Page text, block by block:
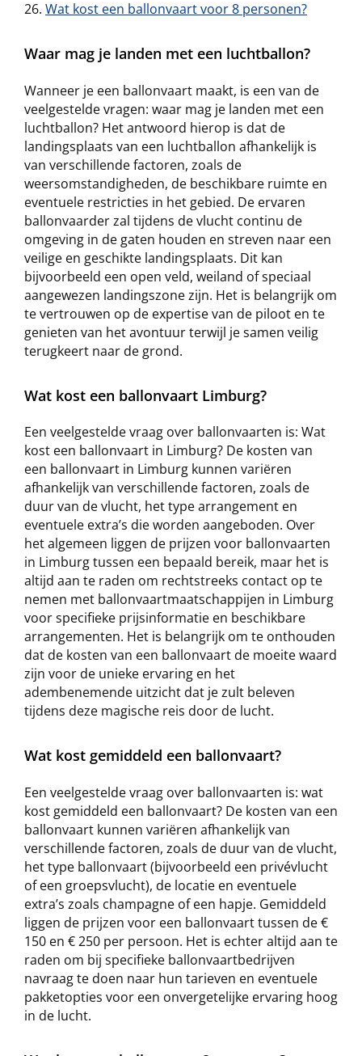
Wat kost een ballonvaart voor 8 personen?
Waar mag je landen met een luchtballon?
Wanneer je een ballonvaart maakt, is een van de
veelgestelde vragen: waar mag je landen met een
luchtballon? Het antwoord hierop is dat de
landingsplaats van een luchtballon afhankelijk is
van verschillende factoren, zoals de
weersomstandigheden, de beschikbare ruimte en
eventuele restricties in het gebied. De ervaren
ballonvaarder zal tijdens de vlucht continu de
omgeving in de gaten houden en streven naar een
veilige en geschikte landingsplaats. Dit kan
bijvoorbeeld een open veld, weiland of speciaal
aangewezen landingszone zijn. Het is belangrijk om
te vertrouwen op de expertise van de piloot en te
genieten van het avontuur terwijl je samen veilig
terugkeert naar de grond.
Wat kost een ballonvaart Limburg?
Een veelgestelde vraag over ballonvaarten is: Wat
kost een ballonvaart in Limburg? De kosten van
een ballonvaart in Limburg kunnen variëren
afhankelijk van verschillende factoren, zoals de
duur van de vlucht, het type arrangement en
eventuele extra’s die worden aangeboden. Over
het algemeen liggen de prijzen voor ballonvaarten
in Limburg tussen een bepaald bereik, maar het is
altijd aan te raden om rechtstreeks contact op te
nemen met ballonvaartmaatschappijen in Limburg
voor specifieke prijsinformatie en beschikbare
arrangementen. Het is belangrijk om te onthouden
dat de kosten van een ballonvaart de moeite waard
zijn voor de unieke ervaring en het
adembenemende uitzicht dat je zult beleven
tijdens deze magische reis door de lucht.
Wat kost gemiddeld een ballonvaart?
Een veelgestelde vraag over ballonvaarten is: wat
kost gemiddeld een ballonvaart? De kosten van een
ballonvaart kunnen variëren afhankelijk van
verschillende factoren, zoals de duur van de vlucht,
het type ballonvaart (bijvoorbeeld een privévlucht
of een groepsvlucht), de locatie en eventuele
extra’s zoals champagne of een hapje. Gemiddeld
liggen de prijzen voor een ballonvaart tussen de €
150 en € 250 per persoon. Het is echter altijd aan te
raden om bij specifieke ballonvaartbedrijven
navraag te doen naar hun tarieven en eventuele
pakketopties voor een onvergetelijke ervaring hoog
in de lucht.